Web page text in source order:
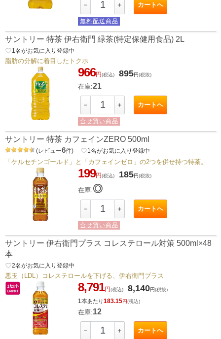
－ ＋ カートへ
無料配送商品
サントリー 特茶 伊右衛門 緑茶(特定保健用食品) 2L
favorite_border1 名がお気に入り登録中
脂肪の分解に着目したトクホ
966円(税込) 895円(税抜)
在庫:21
－ ＋ カートへ
合せ買い商品
サントリー 特茶 カフェインZERO 500ml
(レビュー6件) favorite_border1 名がお気に入り登録中
「ケルセチンゴールド」と「カフェインゼロ」の2つを併せ持つ特茶。
199円(税込) 185円(税抜)
在庫:◎
－ ＋ カートへ
合せ買い商品
サントリー 伊右衛門プラス コレステロール対策 500ml×48
本
favorite_border2名がお気に入り登録中
悪玉（LDL）コレステロールを下げる、伊右衛門プラス
8,791円(税込) 8,140円(税抜)
1本あたり183.15円(税込)
在庫:12
－ ＋ カートへ